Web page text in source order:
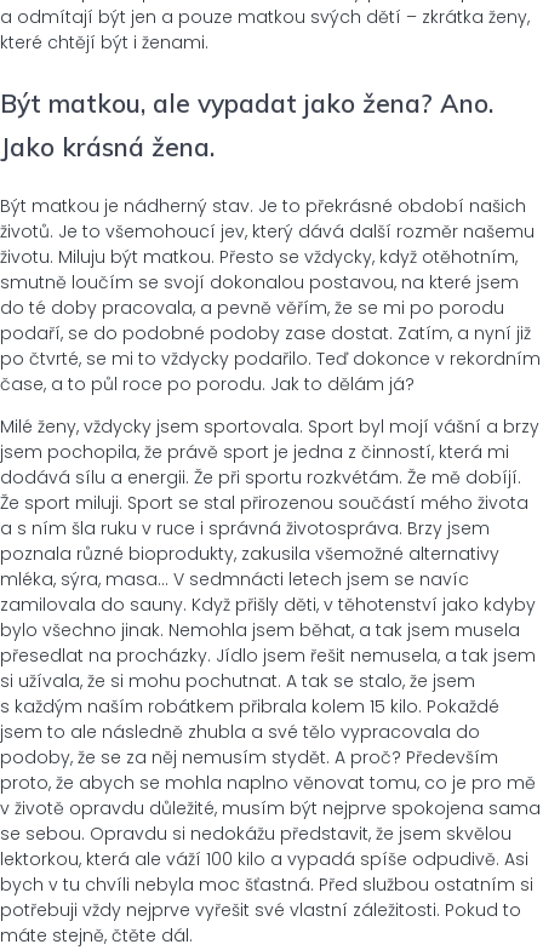
a odmítají být jen a pouze matkou svých dětí – zkrátka ženy,
které chtějí být i ženami.
Být matkou, ale vypadat jako žena? Ano.
Jako krásná žena.
Být matkou je nádherný stav. Je to překrásné období našich
životů. Je to všemohoucí jev, který dává další rozměr našemu
životu. Miluju být matkou. Přesto se vždycky, když otěhotním,
smutně loučím se svojí dokonalou postavou, na které jsem
do té doby pracovala, a pevně věřím, že se mi po porodu
podaří, se do podobné podoby zase dostat. Zatím, a nyní již
po čtvrté, se mi to vždycky podařilo. Teď dokonce v rekordním
čase, a to půl roce po porodu. Jak to dělám já?
Milé ženy, vždycky jsem sportovala. Sport byl mojí vášní a brzy
jsem pochopila, že právě sport je jedna z činností, která mi
dodává sílu a energii. Že při sportu rozkvétám. Že mě dobíjí.
Že sport miluji. Sport se stal přirozenou součástí mého života
a s ním šla ruku v ruce i správná životospráva. Brzy jsem
poznala různé bioprodukty, zakusila všemožné alternativy
mléka, sýra, masa… V sedmnácti letech jsem se navíc
zamilovala do sauny. Když přišly děti, v těhotenství jako kdyby
bylo všechno jinak. Nemohla jsem běhat, a tak jsem musela
přesedlat na procházky. Jídlo jsem řešit nemusela, a tak jsem
si užívala, že si mohu pochutnat. A tak se stalo, že jsem
s každým naším robátkem přibrala kolem 15 kilo. Pokaždé
jsem to ale následně zhubla a své tělo vypracovala do
podoby, že se za něj nemusím stydět. A proč? Především
proto, že abych se mohla naplno věnovat tomu, co je pro mě
v životě opravdu důležité, musím být nejprve spokojena sama
se sebou. Opravdu si nedokážu představit, že jsem skvělou
lektorkou, která ale váží 100 kilo a vypadá spíše odpudivě. Asi
bych v tu chvíli nebyla moc šťastná. Před službou ostatním si
potřebuji vždy nejprve vyřešit své vlastní záležitosti. Pokud to
máte stejně, čtěte dál.